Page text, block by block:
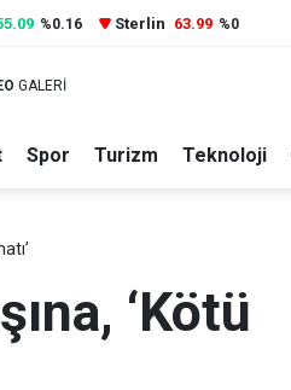
%0.16 Sterlin 63.99 %0
GALERİ
Spor Turizm Teknoloji
‘Kötü